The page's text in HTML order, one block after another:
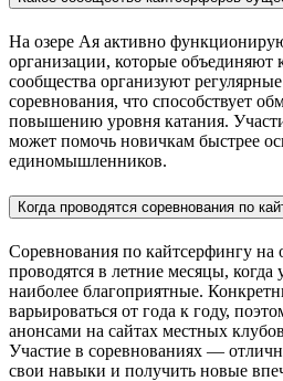
На озере Ая активно
организации, которые объединяют
сообщества организуют
соревнования, что способствует
повышению уровня катания.
может помочь новичкам быстрее
единомышленников.
Когда проводятся соревнования по
Соревнования по кайтсерфингу на
проводятся в летние месяцы, когда
наиболее благоприятные.
варьироваться от года к году,
анонсами на сайтах местных
Участие в соревнованиях —
свои навыки и получить новые